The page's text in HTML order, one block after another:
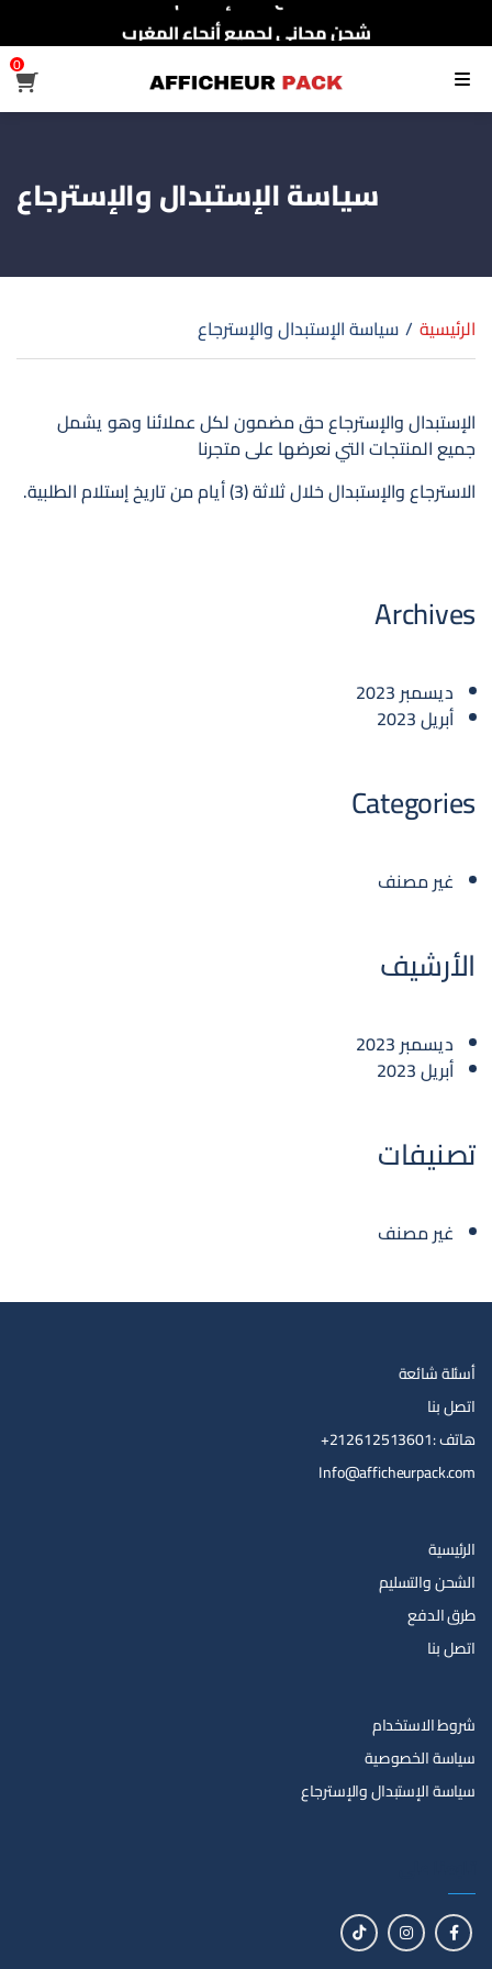
شحن مجاني لجميع أنحاء المغرب
القائمة
0
سياسة الإستبدال والإسترجاع
الرئيسية / سياسة الإستبدال والإسترجاع
الإستبدال والإسترجاع حق مضمون لكل عملائنا وهو يشمل
جميع المنتجات التي نعرضها على متجرنا
الاسترجاع والإستبدال خلال ثلاثة (3) أيام من تاريخ إستلام الطلبية.
Archives
ديسمبر 2023
أبريل 2023
Categories
غير مصنف
الأرشيف
ديسمبر 2023
أبريل 2023
تصنيفات
غير مصنف
أسئلة شائعة
اتصل بنا
هاتف :212612513601+
Info@afficheurpack.com
الرئيسية
الشحن والتسليم
طرق الدفع
اتصل بنا
شروط الاستخدام
سياسة الخصوصية
سياسة الإستبدال والإسترجاع